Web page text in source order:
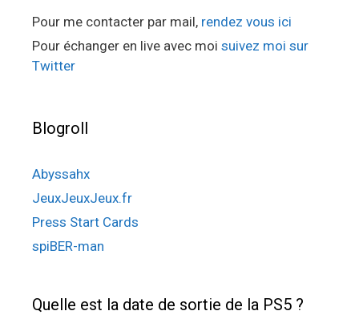
Pour me contacter par mail, rendez vous ici
Pour échanger en live avec moi suivez moi sur
Twitter
Blogroll
Abyssahx
JeuxJeuxJeux.fr
Press Start Cards
spiBER-man
Quelle est la date de sortie de la PS5 ?